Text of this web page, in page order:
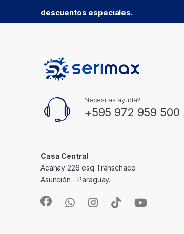
descuentos especiales.
Necesitas ayuda?
+595 972 959 500
Casa Central
Acahay 226 esq Transchaco
Asunción - Paraguay.